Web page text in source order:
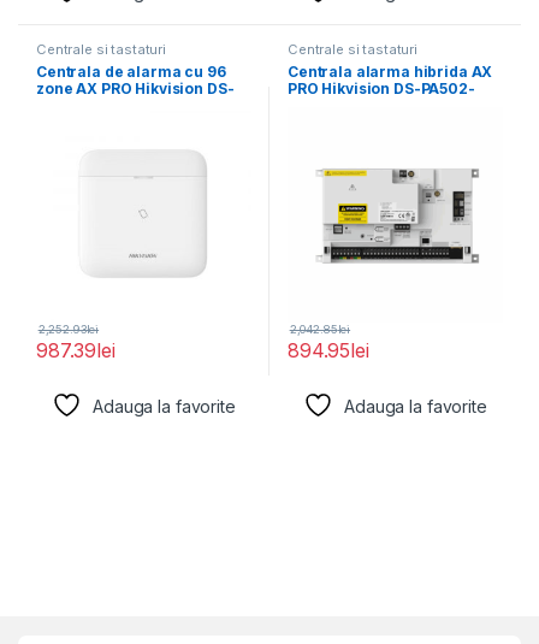
Centrale si tastaturi
Centrala de alarma cu 96
zone AX PRO Hikvision DS-
987.39lei
2,252.93lei
Adauga la favorite
Centrale si tastaturi
Centrala alarma hibrida AX
PRO Hikvision DS-PA502-
894.95lei
2,042.85lei
Adauga la favorite